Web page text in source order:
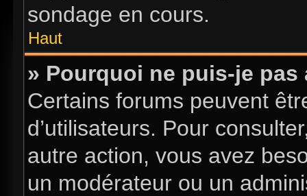
sondage en cours.
Haut
» Pourquoi ne puis-je
Certains forums peuvent
d’utilisateurs. Pour
autre action, vous avez
un modérateur ou un